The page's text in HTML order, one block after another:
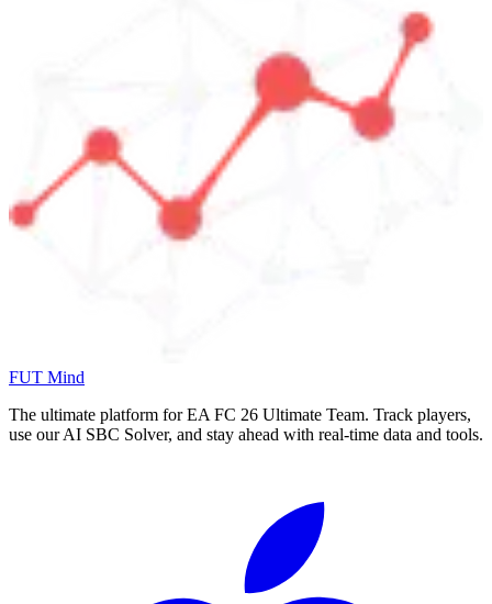
FUT Mind
The ultimate platform for EA FC 26 Ultimate Team. Track players,
use our AI SBC Solver, and stay ahead with real-time data and tools.